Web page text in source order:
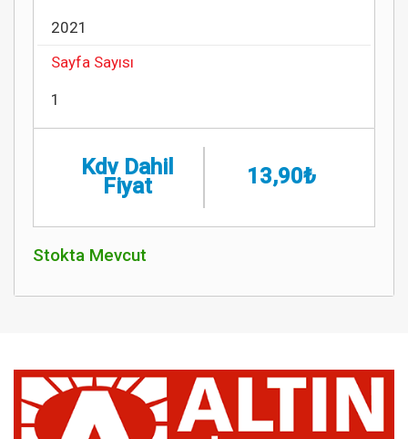
2021
Sayfa Sayısı
1
Kdv Dahil
Fiyat 13,90₺
Stokta Mevcut